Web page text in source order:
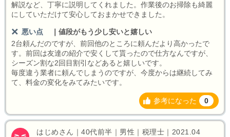
解説など、丁寧に説明してくれました。作業後のお掃除も綺麗
にしていただけて安心しておまかせできました。
悪い点
値段がもう少し安いと嬉しい
2台頼んだのですが、前回他のところに頼んだより高かったで
す。前回は友達の紹介で安くして貰ったので仕方なんですが、
シーズン割な2回目割引などあると嬉しいです。
毎度違う業者に頼んでしまうのですが、今度からは継続してみ
て、料金の変化をみてみたいです。
参考になった 0
はじめさん｜40代前半｜男性｜税理士｜2021.04